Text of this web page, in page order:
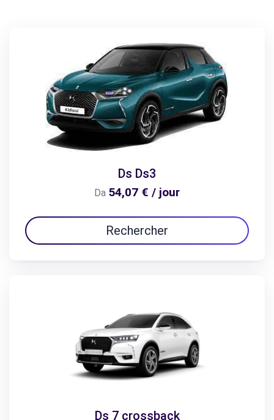
Ds Ds3
Da 54,07 € / jour
Rechercher
Ds 7 crossback